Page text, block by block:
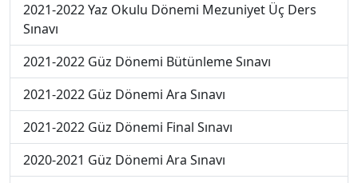
2021-2022 Yaz Okulu Dönemi Mezuniyet Üç Ders
Sınavı
2021-2022 Güz Dönemi Bütünleme Sınavı
2021-2022 Güz Dönemi Ara Sınavı
2021-2022 Güz Dönemi Final Sınavı
2020-2021 Güz Dönemi Ara Sınavı